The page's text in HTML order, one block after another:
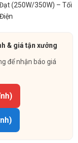
(250W/350W) – Tối
& giá tận xưởng
để nhận báo giá